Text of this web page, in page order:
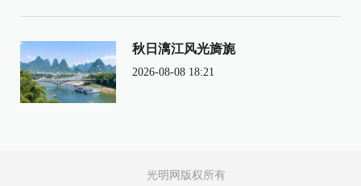
秋日漓江风光旖旎
2026-08-08 18:21
光明网版权所有